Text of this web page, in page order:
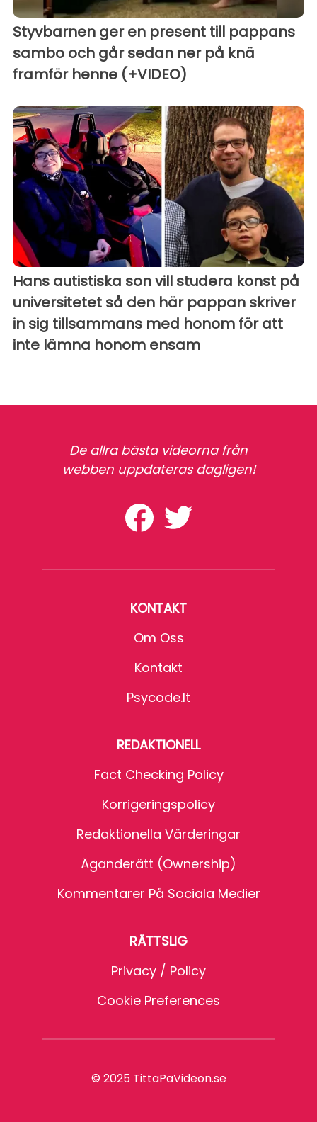
Styvbarnen ger en present till pappans
sambo och går sedan ner på knä
framför henne (+VIDEO)
Hans autistiska son vill studera konst på
universitetet så den här pappan skriver
in sig tillsammans med honom för att
inte lämna honom ensam
De allra bästa videorna från
webben uppdateras dagligen!
KONTAKT
Om Oss
Kontakt
Psycode.it
REDAKTIONELL
Fact Checking Policy
Korrigeringspolicy
Redaktionella Värderingar
Äganderätt (Ownership)
Kommentarer På Sociala Medier
RÄTTSLIG
Privacy / Policy
Cookie Preferences
© 2025 TittaPaVideon.se